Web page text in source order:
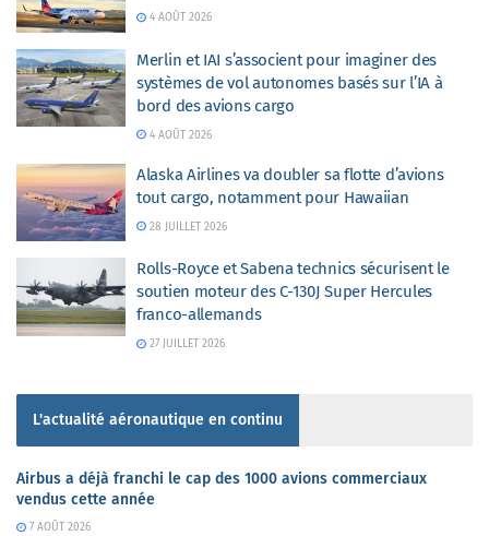
4 AOÛT 2026
Merlin et IAI s’associent pour imaginer des
systèmes de vol autonomes basés sur l’IA à
bord des avions cargo
4 AOÛT 2026
Alaska Airlines va doubler sa flotte d’avions
tout cargo, notamment pour Hawaiian
28 JUILLET 2026
Rolls-Royce et Sabena technics sécurisent le
soutien moteur des C-130J Super Hercules
franco-allemands
27 JUILLET 2026
L'actualité aéronautique en continu
Airbus a déjà franchi le cap des 1000 avions commerciaux
vendus cette année
7 AOÛT 2026